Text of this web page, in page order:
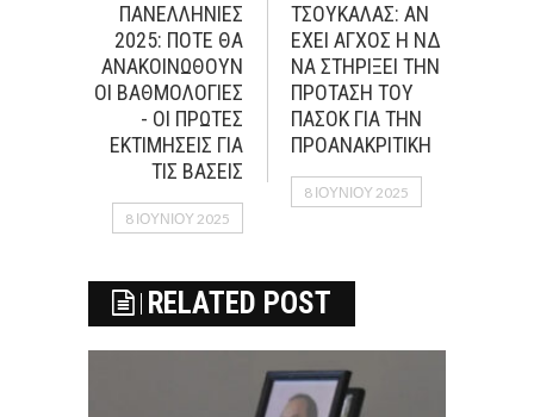
ΠΑΝΕΛΛΗΝΙΕΣ
2025: ΠΟΤΕ ΘΑ
ΑΝΑΚΟΙΝΩΘΟΥΝ
ΟΙ ΒΑΘΜΟΛΟΓΙΕΣ
- ΟΙ ΠΡΩΤΕΣ
ΕΚΤΙΜΗΣΕΙΣ ΓΙΑ
ΤΙΣ ΒΑΣΕΙΣ
8 ΙΟΥΝΊΟΥ 2025
ΤΣΟΥΚΑΛΑΣ: ΑΝ
ΕΧΕΙ ΑΓΧΟΣ Η ΝΔ
ΝΑ ΣΤΗΡΙΞΕΙ ΤΗΝ
ΠΡΟΤΑΣΗ ΤΟΥ
ΠΑΣΟΚ ΓΙΑ ΤΗΝ
ΠΡΟΑΝΑΚΡΙΤΙΚΗ
8 ΙΟΥΝΊΟΥ 2025
RELATED POST